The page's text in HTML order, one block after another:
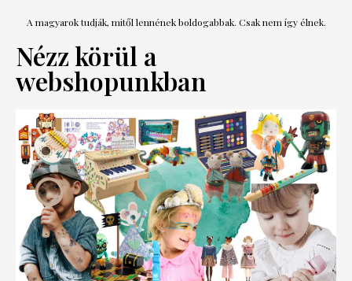
A magyarok tudják, mitől lennének boldogabbak. Csak nem így élnek.
Nézz körül a
webshopunkban